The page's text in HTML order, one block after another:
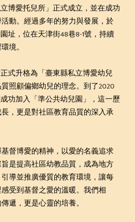
博愛托兒所」正式成立，並在成功
動。經過多年的努力與發展，於
址，位在天津街48巷8-1號，持續
境。
式升格為「臺東縣私立博愛幼兒
照顧偏鄉幼兒的理念。到了2020
功加入「準公共幼兒園」，這一歷
，更是對社區教育品質的深入承
督博愛的精神，以愛的名義追求
是提高社區幼教品質，成為地方
導並推廣優質的教育環境，讓每
受到基督之愛的溫暖。我們相
遞，更是心靈的培養。